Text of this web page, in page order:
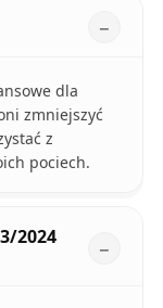
dla
zmniejszyć
z
pociech.
2024